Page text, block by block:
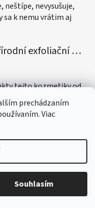
prechádzaním
Viac
Souhlasím
neštípe, nevysušuje,
k nemu vrátim aj
Natural Exfoliation Scrub (Přírodní exfoliační peeling) 50ml
tejto kozmetiky od
:)
affiliate partnera
práva vyhrazena.